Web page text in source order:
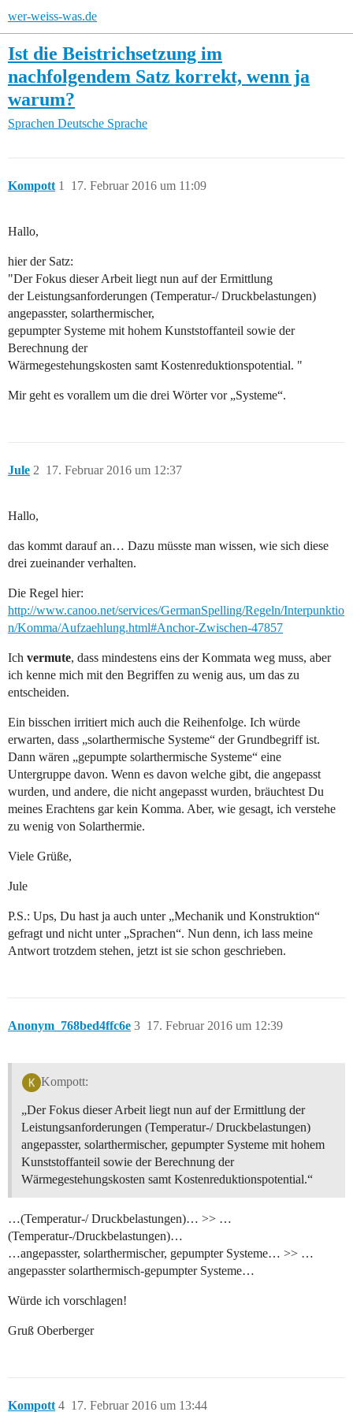
wer-weiss-was.de
Ist die Beistrichsetzung im
nachfolgendem Satz korrekt, wenn ja
warum?
Sprachen Deutsche Sprache
Kompott 17. Februar 2016 um 11:09
1
Hallo,
hier der Satz:
"Der Fokus dieser Arbeit liegt nun auf der Ermittlung
der Leistungsanforderungen (Temperatur-/ Druckbelastungen)
angepasster, solarthermischer,
gepumpter Systeme mit hohem Kunststoffanteil sowie der
Berechnung der
Wärmegestehungskosten samt Kostenreduktionspotential. "
Mir geht es vorallem um die drei Wörter vor „Systeme“.
Jule 17. Februar 2016 um 12:37
2
Hallo,
das kommt darauf an… Dazu müsste man wissen, wie sich diese
drei zueinander verhalten.
Die Regel hier:
http://www.canoo.net/services/GermanSpelling/Regeln/Interpunktio
n/Komma/Aufzaehlung.html#Anchor-Zwischen-47857
Ich vermute, dass mindestens eins der Kommata weg muss, aber
ich kenne mich mit den Begriffen zu wenig aus, um das zu
entscheiden.
Ein bisschen irritiert mich auch die Reihenfolge. Ich würde
erwarten, dass „solarthermische Systeme“ der Grundbegriff ist.
Dann wären „gepumpte solarthermische Systeme“ eine
Untergruppe davon. Wenn es davon welche gibt, die angepasst
wurden, und andere, die nicht angepasst wurden, bräuchtest Du
meines Erachtens gar kein Komma. Aber, wie gesagt, ich verstehe
zu wenig von Solarthermie.
Viele Grüße,
Jule
P.S.: Ups, Du hast ja auch unter „Mechanik und Konstruktion“
gefragt und nicht unter „Sprachen“. Nun denn, ich lass meine
Antwort trotzdem stehen, jetzt ist sie schon geschrieben.
Anonym_768bed4ffc6e 17. Februar 2016 um 12:39
3
Kompott:
„Der Fokus dieser Arbeit liegt nun auf der Ermittlung der
Leistungsanforderungen (Temperatur-/ Druckbelastungen)
angepasster, solarthermischer, gepumpter Systeme mit hohem
Kunststoffanteil sowie der Berechnung der
Wärmegestehungskosten samt Kostenreduktionspotential.“
…(Temperatur-/ Druckbelastungen)… >> …
(Temperatur-/Druckbelastungen)…
…angepasster, solarthermischer, gepumpter Systeme… >> …
angepasster solarthermisch-gepumpter Systeme…
Würde ich vorschlagen!
Gruß Oberberger
Kompott 17. Februar 2016 um 13:44
4